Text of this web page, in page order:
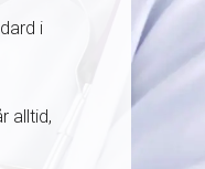
i
alltid,